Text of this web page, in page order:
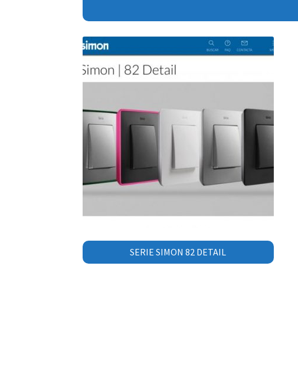
SERIE SIMON 82 DETAIL